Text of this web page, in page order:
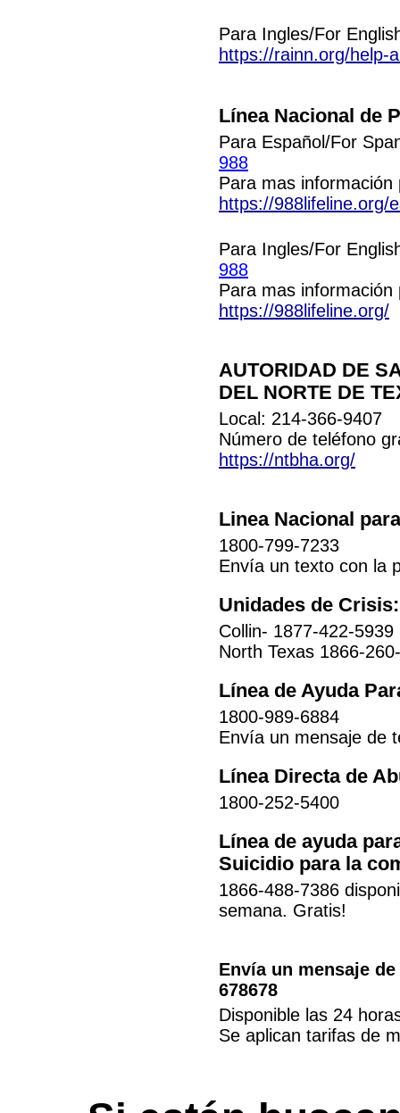
Para Ingles/For
https://rainn.org/help-
Línea Nacional de
Para Español/For
988
Para mas
https://988lifeline.org/
Para Ingles/For
988
Para mas
https://988lifeline.org/
AUTORIDAD DE
DEL NORTE DE
Local: 214-366-9407
Número de teléfono
https://ntbha.org/
Linea Nacional
1800-799-7233
Envía un texto con la
Unidades de Crisis:
Collin- 1877-422-5939
North Texas 1866-
Línea de Ayuda
1800-989-6884
Envía un mensaje de
Línea Directa de
1800-252-5400
Línea de ayuda
Suicidio para la
1866-488-7386
semana. Gratis!
Envía un mensaje
678678
Disponible las 24
Se aplican tarifas de